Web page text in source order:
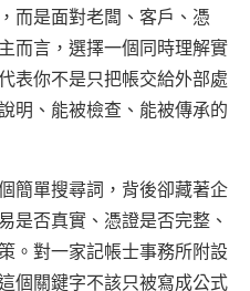
而是面對老闆、客戶、憑
而言，選擇一個同時理解實
表你不是只把帳交給外部處
明、能被檢查、能被傳承的
簡單搜尋詞，背後卻藏著企
是否真實、憑證是否完整、
。對一家記帳士事務所附設
個關鍵字不該只被寫成公式